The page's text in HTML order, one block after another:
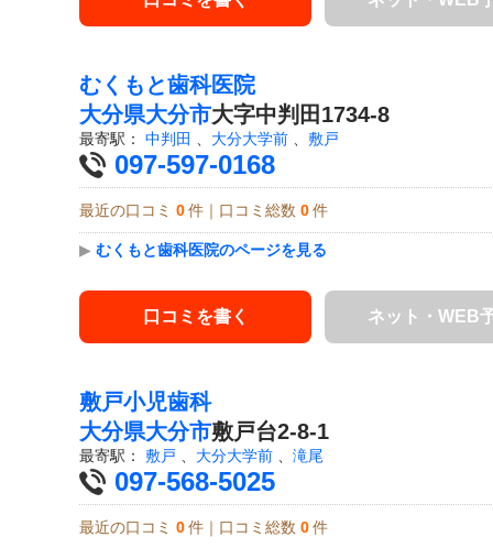
むくもと歯科医院
大分県大分市大字中判田1734-8
最寄駅： 中判田 、 大分大学前 、 敷戸
097-597-0168
最近の口コミ 0 件｜口コミ総数 0 件
▶ むくもと歯科医院のページを見る
口コミを書く ネット・WEB
敷戸小児歯科
大分県大分市敷戸台2-8-1
最寄駅： 敷戸 大分大学前 滝尾
097-568-5025
最近の口コミ 0 件｜口コミ総数 0 件